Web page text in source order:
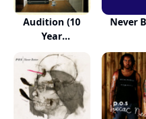
Audition (10
Year
Anniversary...
Never